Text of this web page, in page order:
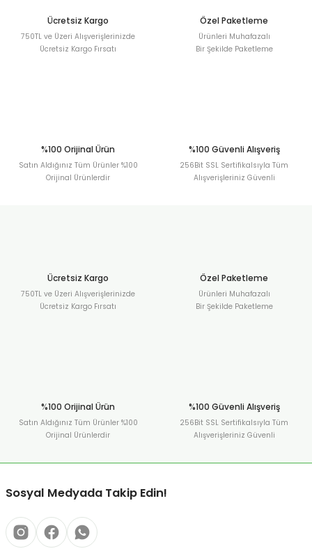
Ücretsiz Kargo
750TL ve Üzeri Alışverişlerinizde
Ücretsiz Kargo Fırsatı
Özel Paketleme
Ürünleri Muhafazalı
Bir Şekilde Paketleme
%100 Orijinal Ürün
Satın Aldığınız Tüm Ürünler %100
Orijinal Ürünlerdir
%100 Güvenli Alışveriş
256Bit SSL Sertifikalsıyla Tüm
Alışverişleriniz Güvenli
Ücretsiz Kargo
750TL ve Üzeri Alışverişlerinizde
Ücretsiz Kargo Fırsatı
Özel Paketleme
Ürünleri Muhafazalı
Bir Şekilde Paketleme
%100 Orijinal Ürün
Satın Aldığınız Tüm Ürünler %100
Orijinal Ürünlerdir
%100 Güvenli Alışveriş
256Bit SSL Sertifikalsıyla Tüm
Alışverişleriniz Güvenli
Sosyal Medyada Takip Edin!